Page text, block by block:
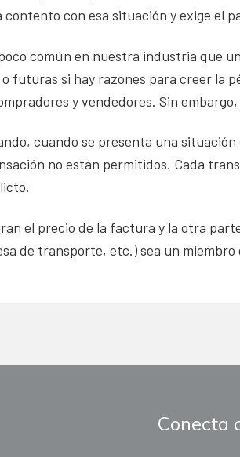
con esa situación y exige el
común en nuestra industria que
futuras si hay razones para creer la
y vendedores. Sin
cuando se presenta una
no están permitidos. Cada
el precio de la factura y la otra
de transporte, etc.) sea un miembro
Conecta